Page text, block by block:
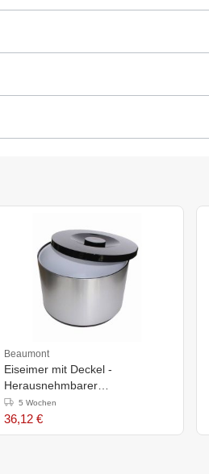
Beaumont
Eiseimer mit Deckel -
Herausnehmbarer
Abtropfschale
5 Wochen
36,12 €